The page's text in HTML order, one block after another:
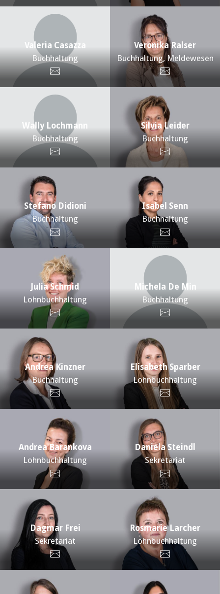
Valeria Casazza
Buchhaltung
Veronika Ralser
Buchhaltung, Meldewesen
Wally Lochmann
Buchhaltung
Silvia Leider
Buchhaltung
Stefano Didioni
Buchhaltung
Isabel Senn
Buchhaltung
Julia Schmid
Lohnbuchhaltung
Michela De Min
Buchhaltung
Andrea Kinzner
Buchhaltung
Elisabeth Sparber
Lohnbuchhaltung
Andrea Barankova
Lohnbuchhaltung
Daniela Steindl
Sekretariat
Dagmar Frei
Sekretariat
Rosmarie Larcher
Lohnbuchhaltung